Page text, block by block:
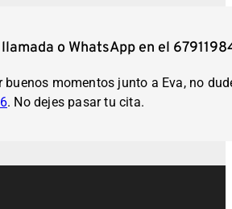
o WhatsApp en el
buenos momentos junto a Eva, no
. No dejes pasar tu cita.